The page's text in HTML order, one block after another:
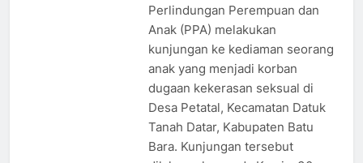
Perlindungan Perempuan dan
Anak (PPA) melakukan
kunjungan ke kediaman seorang
anak yang menjadi korban
dugaan kekerasan seksual di
Desa Petatal, Kecamatan Datuk
Tanah Datar, Kabupaten Batu
Bara. Kunjungan tersebut